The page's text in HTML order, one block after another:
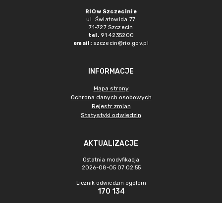
RIO w Szczecinie
ul. Światowida 77
71-727 Szczecin
tel. 91 4235200
email: szczecin@rio.gov.pl
INFORMACJE
Mapa strony
Ochrona danych osobowych
Rejestr zmian
Statystyki odwiedzin
AKTUALIZACJE
Ostatnia modyfikacja
2026-08-05 07:02:55
Licznik odwiedzin ogółem
170 134